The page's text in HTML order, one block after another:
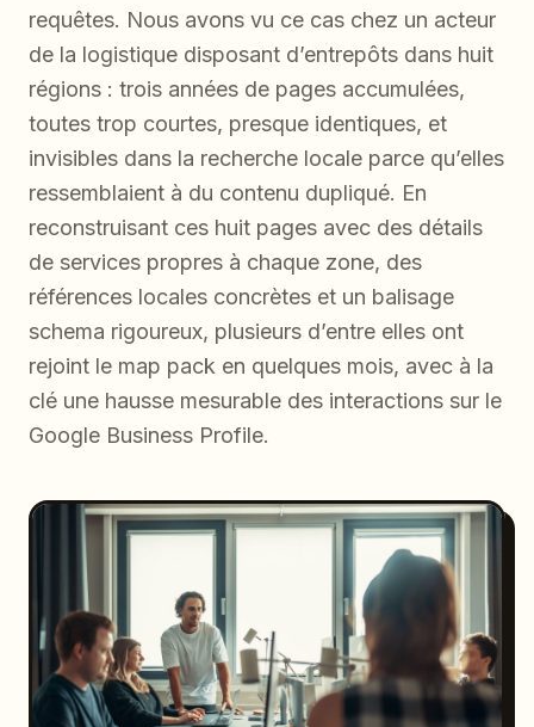
requêtes. Nous avons vu ce cas chez un acteur
de la logistique disposant d’entrepôts dans huit
régions : trois années de pages accumulées,
toutes trop courtes, presque identiques, et
invisibles dans la recherche locale parce qu’elles
ressemblaient à du contenu dupliqué. En
reconstruisant ces huit pages avec des détails
de services propres à chaque zone, des
références locales concrètes et un balisage
schema rigoureux, plusieurs d’entre elles ont
rejoint le map pack en quelques mois, avec à la
clé une hausse mesurable des interactions sur le
Google Business Profile.